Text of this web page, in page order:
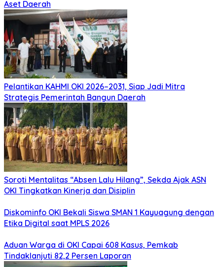
Aset Daerah
Pelantikan KAHMI OKI 2026–2031, Siap Jadi Mitra
Strategis Pemerintah Bangun Daerah
Soroti Mentalitas “Absen Lalu Hilang”, Sekda Ajak ASN
OKI Tingkatkan Kinerja dan Disiplin
Diskominfo OKI Bekali Siswa SMAN 1 Kayuagung dengan
Etika Digital saat MPLS 2026
Aduan Warga di OKI Capai 608 Kasus, Pemkab
Tindaklanjuti 82,2 Persen Laporan